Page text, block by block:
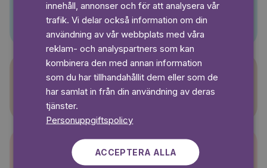
Sagasagor
Super-Charlie
innehåll, annonser och för att analysera vår
trafik. Vi delar också information om din
användning av vår webbplats med våra
reklam- och analyspartners som kan
kombinera den med annan information
som du har tillhandahållit dem eller som de
har samlat in från din användning av deras
tjänster.
Personuppgiftspolicy
ACCEPTERA ALLA